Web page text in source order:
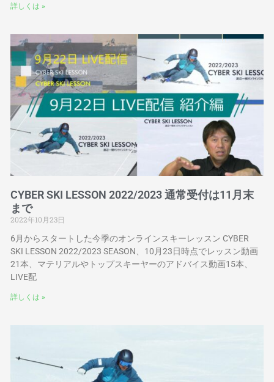
詳しくは »
CYBER SKI LESSON 2022/2023 通常受付は11月末
まで
2022年10月23日
6月からスタートした今季のオンラインスキーレッスン CYBER
SKI LESSON 2022/2023 SEASON、10月23日時点でレッスン動画
21本、マテリアルやトップスキーヤーのアドバイス動画15本、
LIVE配
詳しくは »